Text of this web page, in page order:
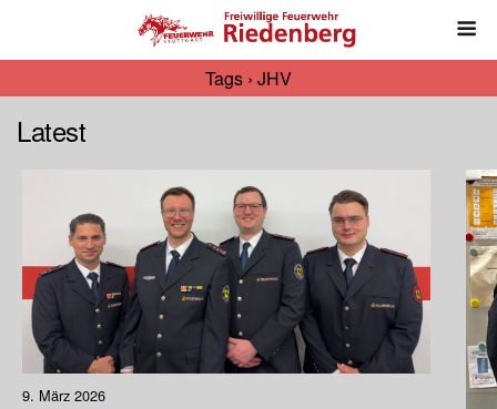
Tags › JHV
Latest
9. März 2026